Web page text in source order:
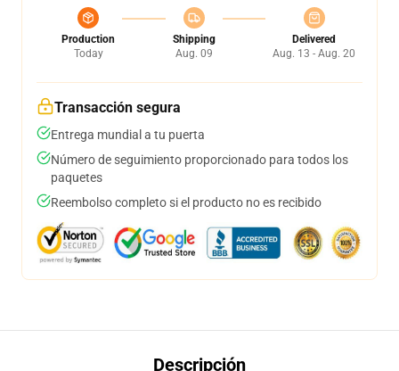
Production
Today
Shipping
Aug. 09
Delivered
Aug. 13 - Aug. 20
Transacción segura
Entrega mundial a tu puerta
Número de seguimiento proporcionado para todos los
paquetes
Reembolso completo si el producto no es recibido
Descripción